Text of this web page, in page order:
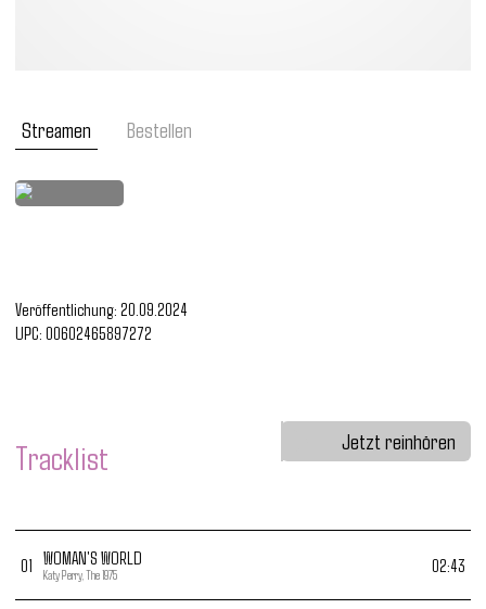
Streamen Bestellen
Veröffentlichung: 20.09.2024
UPC: 00602465897272
Tracklist Jetzt reinhören
01 WOMAN'S WORLD
Katy Perry, The 1975 02:43